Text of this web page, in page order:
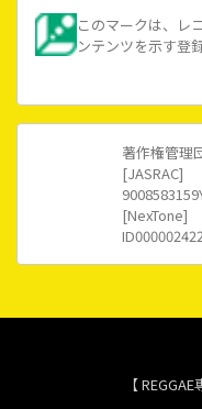
このマークは、レ
ンテンツを示す登
著作権管理
[JASRAC]
[NexTone]
【